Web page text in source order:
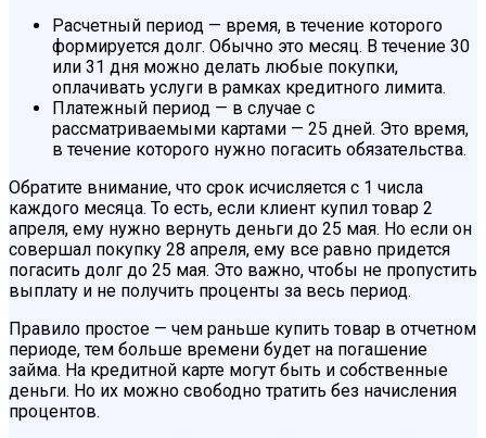
Расчетный период — время, в течение которого
формируется долг. Обычно это месяц. В течение 30
или 31 дня можно делать любые покупки,
оплачивать услуги в рамках кредитного лимита.
Платежный период — в случае с
рассматриваемыми картами — 25 дней. Это время,
в течение которого нужно погасить обязательства.
Обратите внимание, что срок исчисляется с 1 числа
каждого месяца. То есть, если клиент купил товар 2
апреля, ему нужно вернуть деньги до 25 мая. Но если он
совершал покупку 28 апреля, ему все равно придется
погасить долг до 25 мая. Это важно, чтобы не пропустить
выплату и не получить проценты за весь период.
Правило простое — чем раньше купить товар в отчетном
периоде, тем больше времени будет на погашение
займа. На кредитной карте могут быть и собственные
деньги. Но их можно свободно тратить без начисления
процентов.